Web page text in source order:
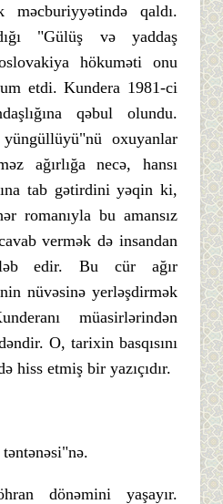
qaldı.
"Gülüş və yaddaş
hökuməti onu
etdi. Kundera 1981-ci
qəbul olundu.
yüngüllüyü"nü oxuyanlar
ağırlığa necə, hansı
tab gətirdini yəqin ki,
romanıyla bu amansız
vermək də insandan
edir. Bu cür ağır
nüvəsinə yerləşdirmək
müasirlərindən
O, tarixin basqısını
hiss etmiş bir yazıçıdır.
təntənəsi"nə.
dönəmini yaşayır.